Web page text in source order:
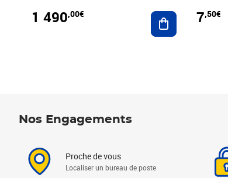
1 490,00€ Ajouter au
7,50€
Nos Engagements
Proche de vous
Localiser un bureau de poste